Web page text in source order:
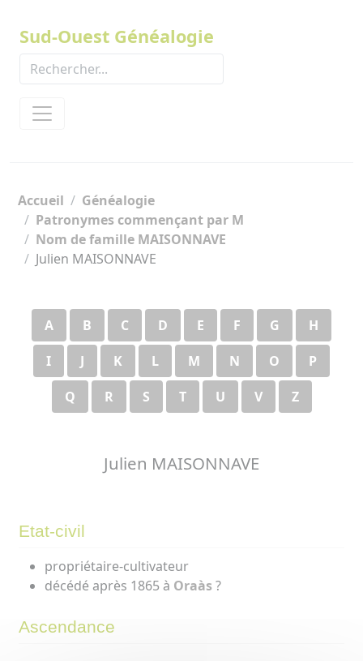
Sud-Ouest Généalogie
Accueil
Généalogie
Patronymes commençant par M
Nom de famille MAISONNAVE
Julien MAISONNAVE
A B C D E F G
H
I
J K L M N O
P
Q
R S T U V Z
Julien MAISONNAVE
Etat-civil
propriétaire-cultivateur
décédé après 1865 à Oraàs ?
Ascendance